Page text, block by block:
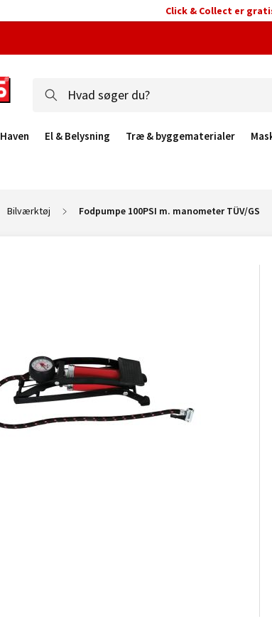
Click & Collect er
Haven El & Belysning Træ & byggematerialer
Bilværktøj Fodpumpe 100PSI m. manometer TÜV/GS